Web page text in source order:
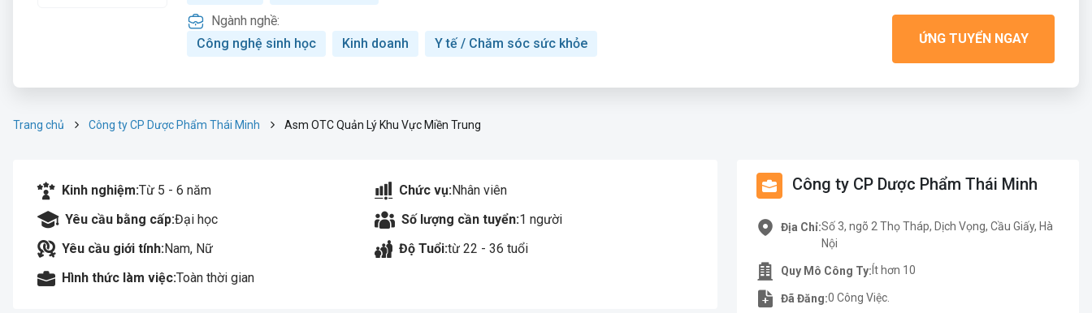
Ngành nghề:
Công nghệ sinh học
Kinh doanh Y tế / Chăm sóc sức khỏe ỨNG TUYỂN NGAY
Trang chủ Công ty CP Dược Phẩm Thái Minh Asm OTC Quản Lý Khu Vực Miền Trung
Kinh nghiệm:Từ 5 - 6 năm Chức vụ:Nhân viên
Yêu cầu bằng cấp:Đại học Số lượng cần tuyển:1 người
Yêu cầu giới tính:Nam, Nữ Độ Tuổi:từ 22 - 36 tuổi
Hình thức làm việc:Toàn thời gian
Công ty CP Dược Phẩm Thái Minh
Địa Chỉ:Số 3, ngõ 2 Thọ Tháp, Dịch Vọng, Cầu Giấy, Hà
Nội
Quy Mô Công Ty: Ít hơn 10
Đã Đăng:0 Công Việc.